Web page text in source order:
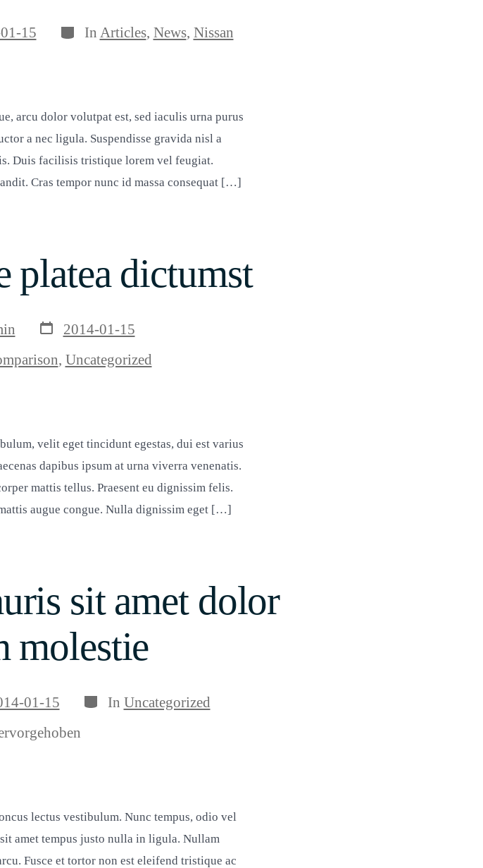
15 Kategorien
In Articles, News, Nissan
arcu dolor volutpat est, sed iaculis urna purus
a nec ligula. Suspendisse gravida nisl a
Duis facilisis tristique lorem vel feugiat.
Cras tempor nunc id massa consequat […]
platea dictumst
Veröffentlichungsdatum
2014-01-15
, Uncategorized
velit eget tincidunt egestas, dui est varius
dapibus ipsum at urna viverra venenatis.
mattis tellus. Praesent eu dignissim felis.
augue congue. Nulla dignissim eget […]
sit amet dolor
molestie
01-15 Kategorien
In Uncategorized
lectus vestibulum. Nunc tempus, odio vel
amet tempus justo nulla in ligula. Nullam
Fusce et tortor non est eleifend tristique ac